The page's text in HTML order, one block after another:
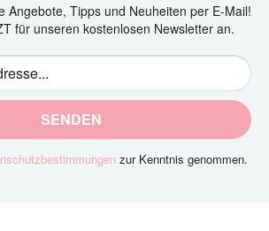
Angebote, Tipps und Neuheiten per E-Mail!
für unseren kostenlosen Newsletter an.
SENDEN
zur Kenntnis genommen.